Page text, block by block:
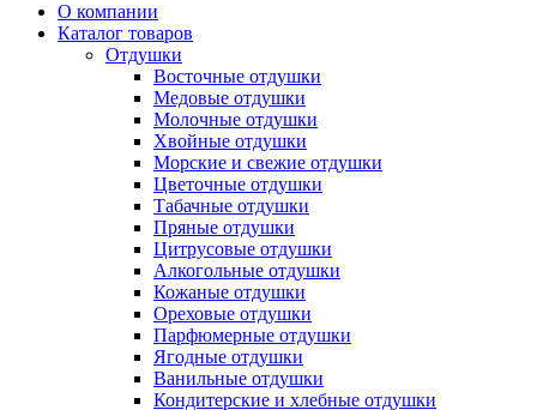
О компании
Каталог товаров
Отдушки
Восточные отдушки
Медовые отдушки
Молочные отдушки
Хвойные отдушки
Морские и свежие отдушки
Цветочные отдушки
Табачные отдушки
Пряные отдушки
Цитрусовые отдушки
Алкогольные отдушки
Кожаные отдушки
Ореховые отдушки
Парфюмерные отдушки
Ягодные отдушки
Ванильные отдушки
Кондитерские и хлебные отдушки